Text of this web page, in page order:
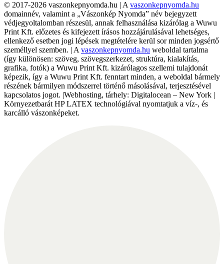
© 2017-2026 vaszonkepnyomda.hu | A vaszonkepnyomda.hu
domainnév, valamint a „Vászonkép Nyomda” név bejegyzett
védjegyoltalomban részesül, annak felhasználása kizárólag a Wuwu
Print Kft. előzetes és kifejezett írásos hozzájárulásával lehetséges,
ellenkező esetben jogi lépések megtételére kerül sor minden jogsértő
személlyel szemben. | A vaszonkepnyomda.hu weboldal tartalma
(így különösen: szöveg, szövegszerkezet, struktúra, kialakítás,
grafika, fotók) a Wuwu Print Kft. kizárólagos szellemi tulajdonát
képezik, így a Wuwu Print Kft. fenntart minden, a weboldal bármely
részének bármilyen módszerrel történő másolásával, terjesztésével
kapcsolatos jogot. |Webhosting, tárhely: Digitalocean – New York |
Környezetbarát HP LATEX technológiával nyomtatjuk a víz-, és
karcálló vászonképeket.